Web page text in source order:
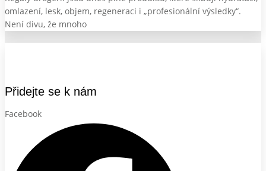
omlazení, lesk, objem, regeneraci i „profesionální výsledky“.
Není divu, že mnoho
Přidejte se k nám
Facebook